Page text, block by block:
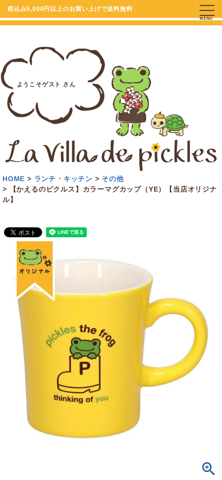
税込み5,000円以上のお買い上げで送料無料
ようこそゲスト さん
MENU
HOME ランチ・キッチン
その他
【かえるのピクルス】カラーマグカップ（YE）【当店オリジナ
ル】